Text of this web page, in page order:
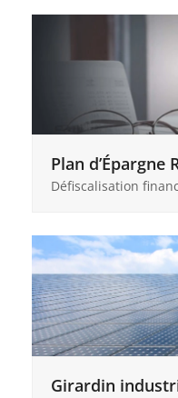
Plan d’Épargne
Défiscalisation
Girardin